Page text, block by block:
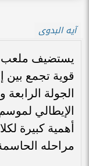
آيه البدوى
يستضيف ملعب
قوية تجمع بين
الجولة
أهمية كبيرة
مراحله